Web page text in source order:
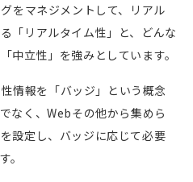
をマネジメントして、リアル
「リアルタイム性」と、どんな
中立性」を強みとしています。
情報を 「バッジ 」 という概念
なく、Webその他から集めら
設定し、バッジに応じて必要
。